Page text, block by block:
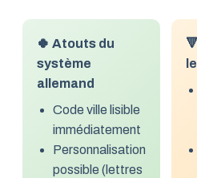
🍀 Atouts du
système
allemand
Code ville lisible
immédiatement
Personnalisation
possible (lettres